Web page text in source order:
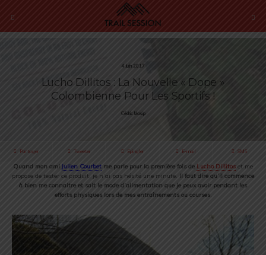
4 Juin 2017
Lucho Dillitos : La Nouvelle « Dope »
Colombienne Pour Les Sportifs !
Cédric Masip
Partager Tweeter Épingler E-mail SMS
Quand mon ami Julien Courbet me parle pour la première fois de Lucho Dillitos et me
propose de tester ce produit, je n’ai pas hésité une minute. Il faut dire qu’il commence
à bien me connaitre et sait le mode d’alimentation que je peux avoir pendant les
efforts physiques lors de mes entraînements ou courses.